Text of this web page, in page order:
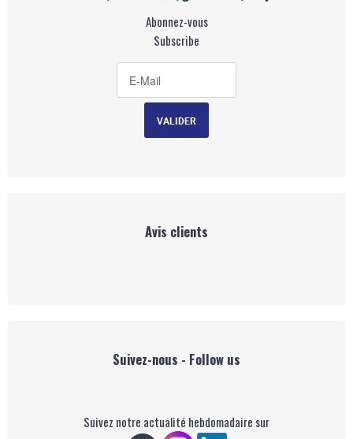
Abonnez-vous
Subscribe
Avis clients
Suivez-nous - Follow us
Suivez notre actualité hebdomadaire sur